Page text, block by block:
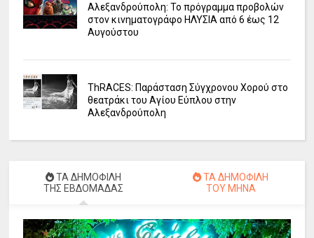
Αλεξανδρούπολη: Το πρόγραμμα προβολών
στον κινηματογράφο ΗΛΥΣΙΑ από 6 έως 12
Αυγούστου
ΤhRACES: Παράσταση Σύγχρονου Χορού στο
θεατράκι του Αγίου Εύπλου στην
Αλεξανδρούπολη
ΤΑ ΔΗΜΟΦΙΛΗ
ΤΗΣ ΕΒΔΟΜΑΔΑΣ
ΤΑ ΔΗΜΟΦΙΛΗ
ΤΟΥ ΜΗΝΑ